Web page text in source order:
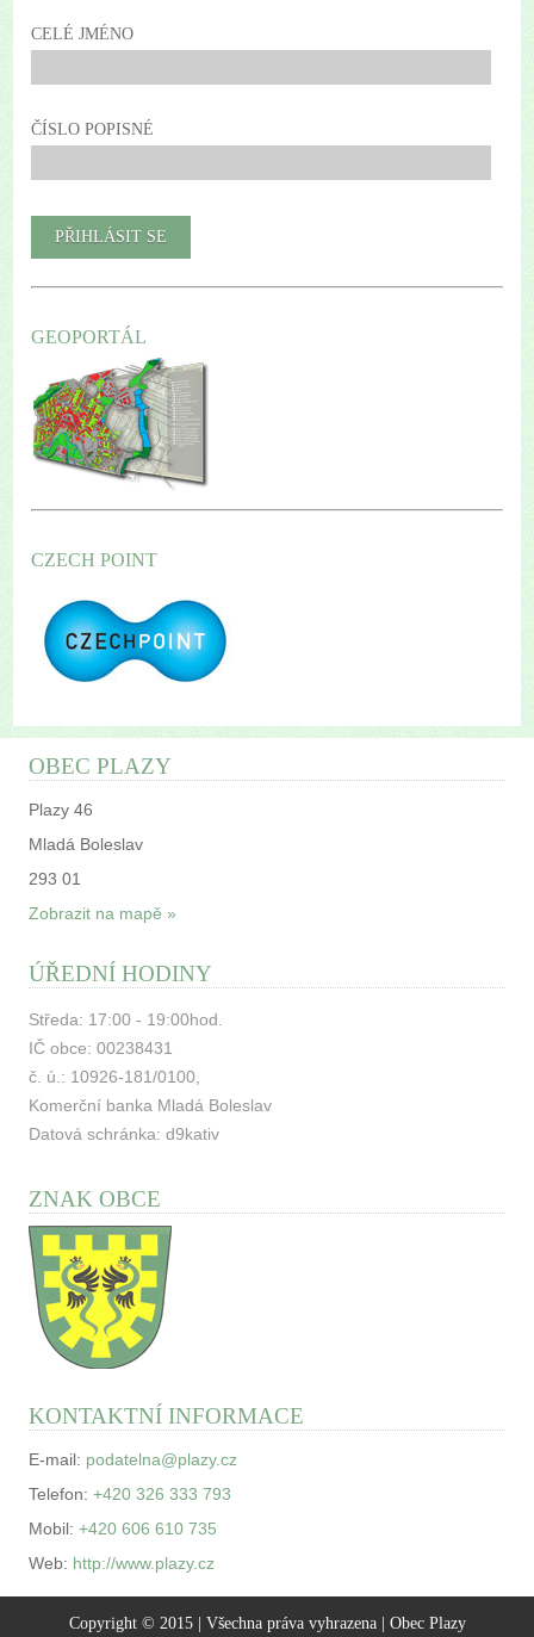
CELÉ JMÉNO
ČÍSLO POPISNÉ
GEOPORTÁL
CZECH POINT
OBEC PLAZY
Plazy 46
Mladá Boleslav
293 01
Zobrazit na mapě »
ÚŘEDNÍ HODINY
Středa: 17:00 - 19:00hod.
IČ obce: 00238431
č. ú.: 10926-181/0100,
Komerční banka Mladá Boleslav
Datová schránka: d9kativ
ZNAK OBCE
KONTAKTNÍ INFORMACE
E-mail: podatelna@plazy.cz
Telefon: +420 326 333 793
Mobil: +420 606 610 735
Web: http://www.plazy.cz
Copyright © 2015 | Všechna práva vyhrazena | Obec Plazy